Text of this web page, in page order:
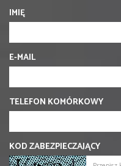
IMIĘ
E-MAIL
TELEFON KOMÓRKOWY
KOD ZABEZPIECZAJĄCY